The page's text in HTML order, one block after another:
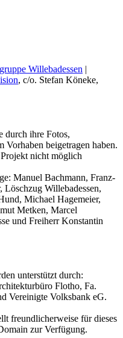
Willebadessen |
, c/o. Stefan Köneke,
durch ihre Fotos,
Vorhaben beigetragen haben.
nicht möglich
Manuel Bachmann, Franz-
Willebadessen,
Michael Hagemeier,
Metken, Marcel
und Freiherr Konstantin
unterstützt durch:
Flotho, Fa.
Vereinigte Volksbank eG.
freundlicherweise für dieses
zur Verfügung.